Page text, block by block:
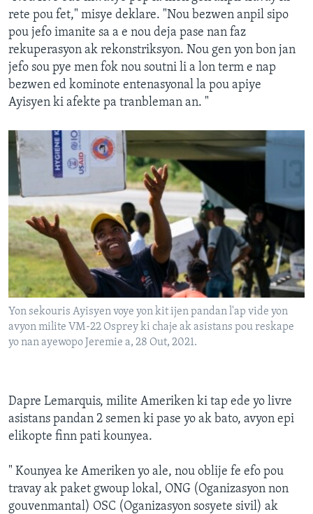
rete pou fet," misye deklare. "Nou bezwen anpil sipo
pou jefo imanite sa a e nou deja pase nan faz
rekuperasyon ak rekonstriksyon. Nou gen yon bon jan
jefo sou pye men fok nou soutni li a lon term e nap
bezwen ed kominote entenasyonal la pou apiye
Ayisyen ki afekte pa tranbleman an. "
Yon sekouris Ayisyen voye yon kit ijen pandan l'ap vide yon
avyon milite VM-22 Osprey ki chaje ak asistans pou reskape
yo nan ayewopo Jeremie a, 28 Out, 2021.
Dapre Lemarquis, milite Ameriken ki tap ede yo livre
asistans pandan 2 semen ki pase yo ak bato, avyon epi
elikopte finn pati kounyea.
" Kounyea ke Ameriken yo ale, nou oblije fe efo pou
travay ak paket gwoup lokal, ONG (Oganizasyon non
gouvenmantal) OSC (Oganizasyon sosyete sivil) ak